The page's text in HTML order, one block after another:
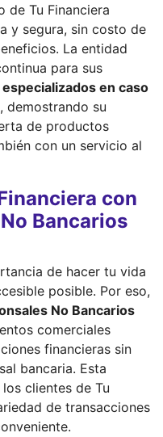
de Tu Financiera
y segura, sin costo de
La entidad
para sus
en caso
, demostrando su
de productos
con un servicio al
con
Bancarios
de hacer tu vida
posible. Por eso,
No Bancarios
comerciales
financieras sin
bancaria. Esta
clientes de Tu
de transacciones